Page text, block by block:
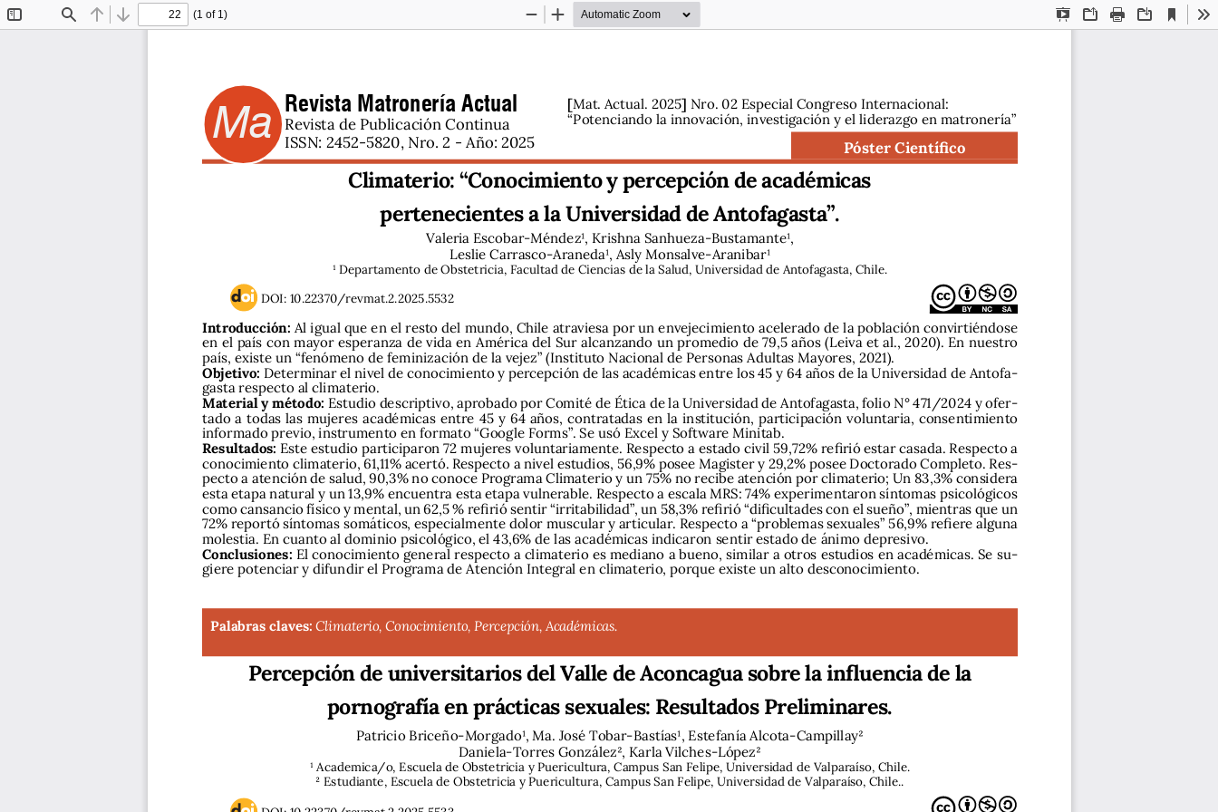
Find Previous
Next
(1 of 1)
Presentation
OpenPrint Download
Current
View
Zoom
Zoom
Revista Matronería Actual
Revista de Publicación Continua
ISSN: 2452-5820, Nro. 2 - Año: 2025
Póster Científico
[Mat. Actual. 2025] Nro. 02 Especial Congreso Internacional:
“Potenciando la innovación, investigación y el liderazgo en matronería”
Ma
Climaterio: “Conocimiento y percepción de académicas
pertenecientes a la Universidad de Antofagasta”.
Valeria Escobar-Méndez1, Krishna Sanhueza-Bustamante1,
Leslie Carrasco-Araneda1, Asly Monsalve-Aranibar1
1 Departamento de Obstetricia, Facultad de Ciencias de la Salud, Universidad de Antofagasta, Chile.
Palabras claves: Climaterio, Conocimiento, Percepción, Académicas.
Introducción: Al igual que en el resto del mundo, Chile atraviesa por un envejecimiento acelerado de la población convirtiéndose
en el país con mayor esperanza de vida en América del Sur alcanzando un promedio de 79,5 años (Leiva et al., 2020). En nuestro
país, existe un “fenómeno de feminización de la vejez” (Instituto Nacional de Personas Adultas Mayores, 2021).
Objetivo: Determinar el nivel de conocimiento y percepción de las académicas entre los 45 y 64 años de la Universidad de Antofa-
gasta respecto al climaterio.
Material y método: Estudio descriptivo, aprobado por Comité de Ética de la Universidad de Antofagasta, folio N° 471/2024 y ofer-
tado a todas las mujeres académicas entre 45 y 64 años, contratadas en la institución, participación voluntaria, consentimiento
informado previo, instrumento en formato “Google Forms”. Se usó Excel y Software Minitab.
Resultados: Este estudio participaron 72 mujeres voluntariamente. Respecto a estado civil 59,72% refirió estar casada. Respecto a
conocimiento climaterio, 61,11% acertó. Respecto a nivel estudios, 56,9% posee Magister y 29,2% posee Doctorado Completo. Res-
pecto a atención de salud, 90,3% no conoce Programa Climaterio y un 75% no recibe atención por climaterio; Un 83,3% considera
esta etapa natural y un 13,9% encuentra esta etapa vulnerable. Respecto a escala MRS: 74% experimentaron síntomas psicológicos
como cansancio físico y mental, un 62,5 % refirió sentir “irritabilidad”, un 58,3% refirió “dificultades con el sueño”, mientras que un
72% reportó síntomas somáticos, especialmente dolor muscular y articular. Respecto a “problemas sexuales” 56,9% refiere alguna
molestia. En cuanto al dominio psicológico, el 43,6% de las académicas indicaron sentir estado de ánimo depresivo.
Conclusiones: El conocimiento general respecto a climaterio es mediano a bueno, similar a otros estudios en académicas. Se su-
giere potenciar y difundir el Programa de Atención Integral en climaterio, porque existe un alto desconocimiento.
DOI: 10.22370/revmat.2.2025.5532
Percepción de universitarios del Valle de Aconcagua sobre la influencia de la
pornografía en prácticas sexuales: Resultados Preliminares.
Patricio Briceño-Morgado1, Ma. José Tobar-Bastías1, Estefanía Alcota-Campillay2
Daniela-Torres González2, Karla Vilches-López2
1 Academica/o, Escuela de Obstetricia y Puericultura, Campus San Felipe, Universidad de Valparaíso, Chile.
2 Estudiante, Escuela de Obstetricia y Puericultura, Campus San Felipe, Universidad de Valparaíso, Chile..